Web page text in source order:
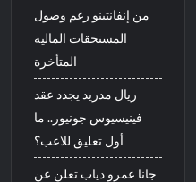
من إنفانتينو رغم وصول
المستحقات المالية
المتأخرة
ريال مدريد يجدد عقد
فينيسيوس جونيور.. ما
أول تعليق للاعب؟
جانا عمرو دياب تعلن عن